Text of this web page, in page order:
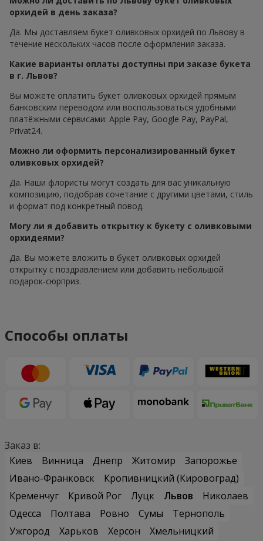
орхидей в день заказа?
Да. Мы доставляем букет оливковых орхидей по Львову в
течение нескольких часов после оформления заказа.
Какие варианты оплаты доступны при заказе букета
в г. Львов?
Вы можете оплатить букет оливковых орхидей прямым
банковским переводом или воспользоваться удобными
платёжными сервисами: Apple Pay, Google Pay, PayPal,
Privat24.
Можно ли оформить персонализированный букет
оливковых орхидей?
Да. Наши флористы могут создать для вас уникальную
композицию, подобрав сочетание с другими цветами, стиль
и формат под конкретный повод.
Могу ли я добавить открытку к букету с оливковыми
орхидеями?
Да. Вы можете вложить в букет оливковых орхидей
открытку с поздравлением или добавить небольшой
подарок-сюрприз.
Способы оплаты
Заказ в:
Киев
Винница Днепр Житомир
Запорожье
Ивано-Франковск
Кропивницкий (Кировоград)
Кременчуг
Кривой Рог Луцк Львов
Николаев
Одесса
Полтава Ровно Сумы
Тернополь
Ужгород
Харьков Херсон
Хмельницкий